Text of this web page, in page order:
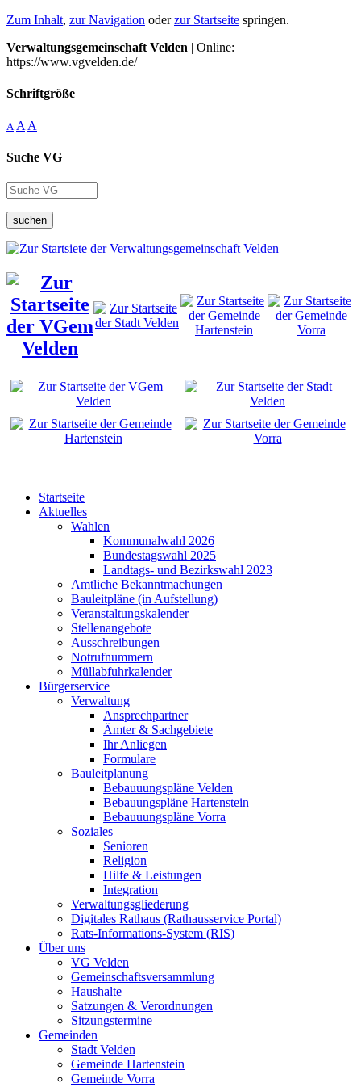
Zum Inhalt, zur Navigation oderzur Startseite springen.
Verwaltungsgemeinschaft Velden | Online:
https://www.vgvelden.de/
Schriftgröße
A A A
Suche VG
suchen
Startseite
Aktuelles
Wahlen
Kommunalwahl 2026
Bundestagswahl 2025
Landtags- und Bezirkswahl 2023
Amtliche Bekanntmachungen
Bauleitpläne (in Aufstellung)
Veranstaltungskalender
Stellenangebote
Ausschreibungen
Notrufnummern
Müllabfuhrkalender
Bürgerservice
Verwaltung
Ansprechpartner
Ämter & Sachgebiete
Ihr Anliegen
Formulare
Bauleitplanung
Bebauuungspläne Velden
Bebauungspläne Hartenstein
Bebauuungspläne Vorra
Soziales
Senioren
Religion
Hilfe & Leistungen
Integration
Verwaltungsgliederung
Digitales Rathaus (Rathausservice Portal)
Rats-Informations-System (RIS)
Über uns
VG Velden
Gemeinschaftsversammlung
Haushalte
Satzungen & Verordnungen
Sitzungstermine
Gemeinden
Stadt Velden
Gemeinde Hartenstein
Gemeinde Vorra